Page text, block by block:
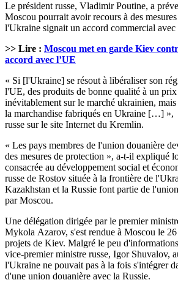
Le président russe, Vladimir Poutine, a
Moscou pourrait avoir recours à des
l'Ukraine signait un accord commercial
>> Lire : Moscou met en garde Kiev
accord avec l’UE
« Si [l'Ukraine] se résout à libéraliser son
l'UE, des produits de bonne qualité à un
inévitablement sur le marché ukrainien,
la marchandise fabriqués en Ukraine […] »,
russe sur le site Internet du Kremlin.
« Les pays membres de l'union douanière
des mesures de protection », a-t-il expliqué
consacrée au développement social et
russe de Rostov située à la frontière de
Kazakhstan et la Russie font partie de
par Moscou.
Une délégation dirigée par le premier
Mykola Azarov, s'est rendue à Moscou le
projets de Kiev. Malgré le peu
vice-premier ministre russe, Igor Shuvalov,
l'Ukraine ne pouvait pas à la fois s'intégrer
d'une union douanière avec la Russie.